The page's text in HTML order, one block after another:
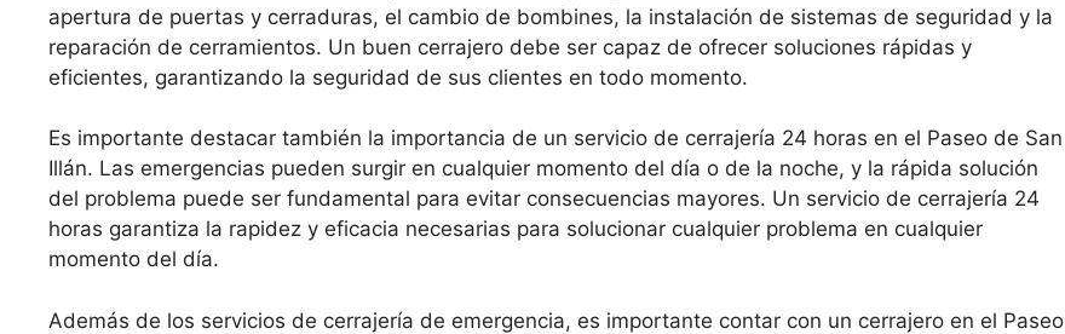
apertura de puertas y cerraduras, el cambio de bombines, la instalación de sistemas de seguridad y la
reparación de cerramientos. Un buen cerrajero debe ser capaz de ofrecer soluciones rápidas y
eficientes, garantizando la seguridad de sus clientes en todo momento.
Es importante destacar también la importancia de un servicio de cerrajería 24 horas en el Paseo de San
Illán. Las emergencias pueden surgir en cualquier momento del día o de la noche, y la rápida solución
del problema puede ser fundamental para evitar consecuencias mayores. Un servicio de cerrajería 24
horas garantiza la rapidez y eficacia necesarias para solucionar cualquier problema en cualquier
momento del día.
Además de los servicios de cerrajería de emergencia, es importante contar con un cerrajero en el Paseo